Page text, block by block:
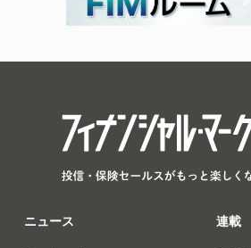
ニュース 連載